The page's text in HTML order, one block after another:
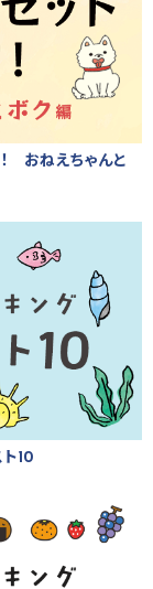
おねえちゃんと
10